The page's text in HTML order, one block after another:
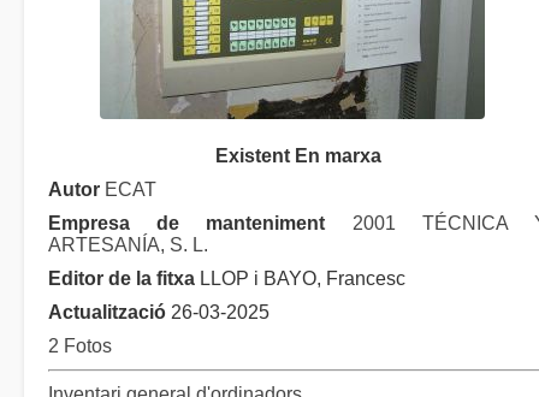
Existent En marxa
Autor ECAT
Empresa de manteniment
2001 TÉCNICA
ARTESANÍA, S. L.
Editor de la fitxa LLOP i BAYO, Francesc
Actualització 26-03-2025
2 Fotos